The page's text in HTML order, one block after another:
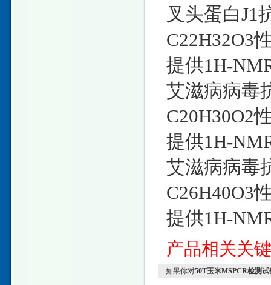
叉头蛋白J1
C22H32O3
提供1H-
艾滋病病毒
C20H30O2
提供1H-
艾滋病病毒
C26H40O3
提供1H-
产品相关关
如果你对50T玉米MSPCR检测